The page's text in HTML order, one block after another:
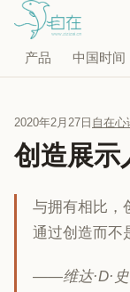
产品 中国时间
2020年2月27日 自在心
创造展示
与拥有相比，
通过创造而不
——维达·D·